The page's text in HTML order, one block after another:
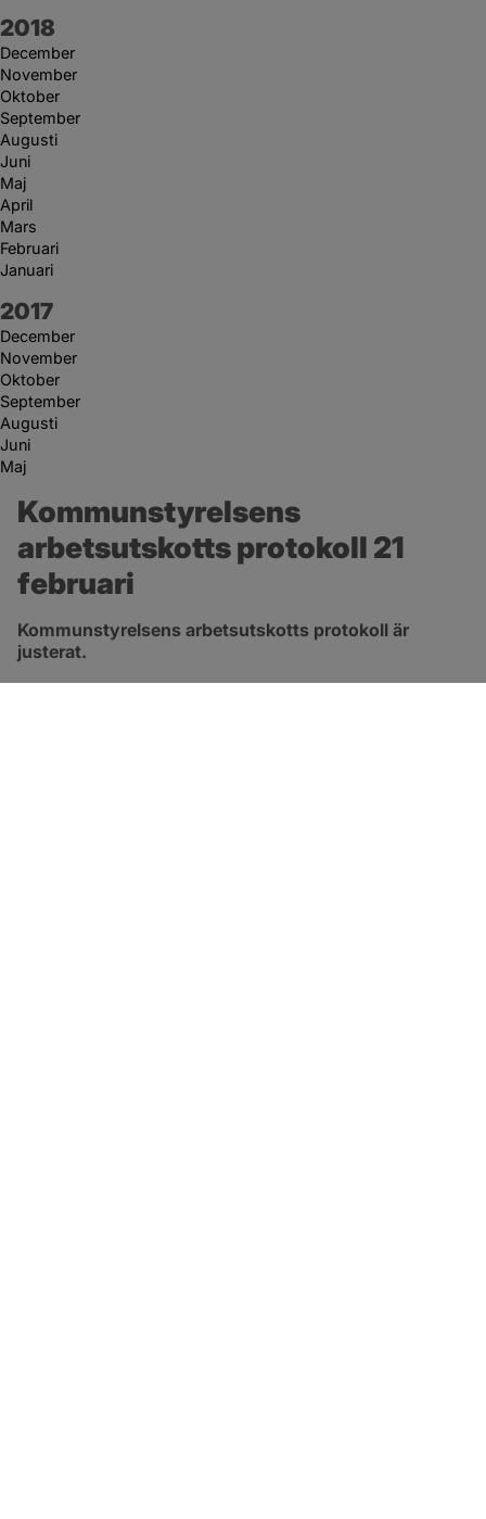
År:
2018
December
November
Oktober
September
Augusti
Juni
Maj
April
Mars
Februari
Januari
År:
2017
December
November
Oktober
September
Augusti
Juni
Maj
Kommunstyrelsens
arbetsutskotts protokoll 21
februari
Kommunstyrelsens arbetsutskotts protokoll är
justerat.
Länk till protokoll
pdf, 124 kB, öppnas i nytt fönster.